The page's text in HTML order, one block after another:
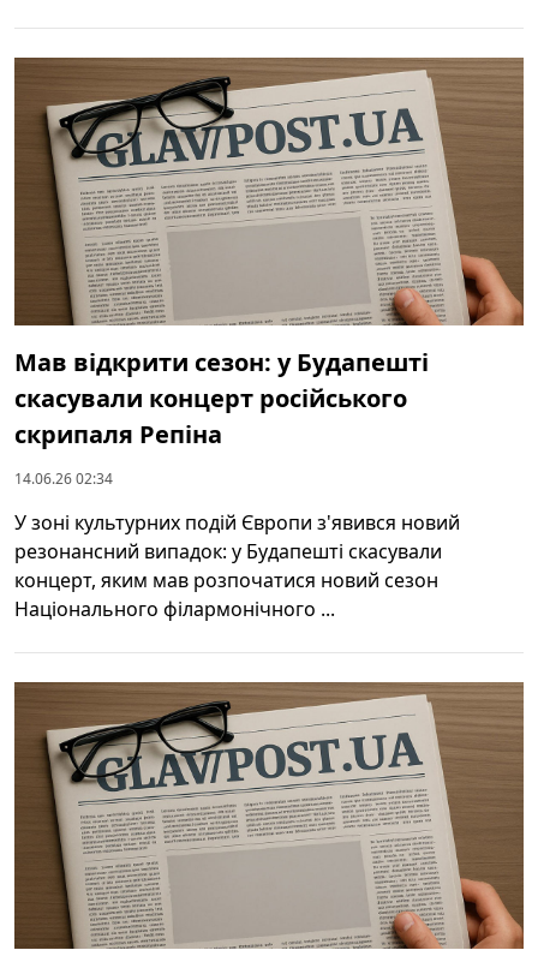
Мав відкрити сезон: у Будапешті
скасували концерт російського
скрипаля Репіна
14.06.26 02:34
У зоні культурних подій Європи з'явився новий
резонансний випадок: у Будапешті скасували
концерт, яким мав розпочатися новий сезон
Національного філармонічного ...